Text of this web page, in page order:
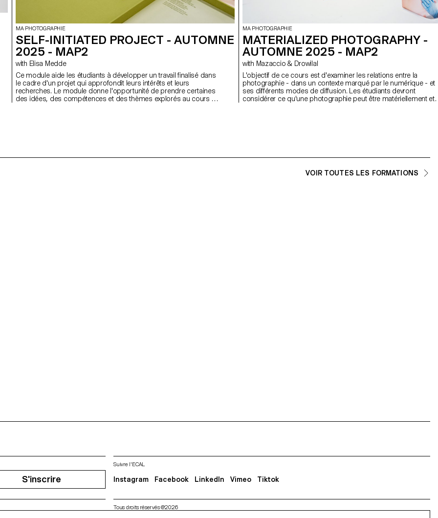
MA PHOTOGRAPHIE
SELF-INITIATED PROJECT - AUTOMNE
2025 - MAP2
with Elisa Medde
Ce module aide les étudiants à développer un travail finalisé dans
le cadre d'un projet qui approfondit leurs intérêts et leurs
recherches. Le module donne l'opportunité de prendre certaines
des idées, des compétences et des thèmes explorés au cours du
MA PHOTOGRAPHIE
MATERIALIZED PHOTOGRAPHY -
AUTOMNE 2025 - MAP2
with Mazaccio & Drowilal
L'objectif de ce cours est d'examiner les relations entre la
photographie - dans un contexte marqué par le numérique - et
ses différents modes de diffusion. Les étudiants devront
considérer ce qu'une photographie peut être matériellement et
photographique. L'idée est de remettre en question les
types d'engagement possibles avec les images aujourd'hui.
VOIR TOUTES LES FORMATIONS
S'inscrire
Suivre l'ECAL
Instagram Facebook LinkedIn Vimeo Tiktok
Tous droits réservés @2026